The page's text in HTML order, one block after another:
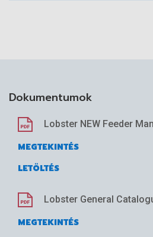
Dokumentumok
Lobster NEW Feeder
MEGTEKINTÉS
LETÖLTÉS
Lobster General
MEGTEKINTÉS